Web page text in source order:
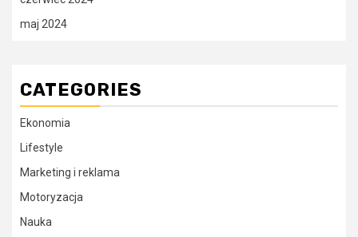
maj 2024
CATEGORIES
Ekonomia
Lifestyle
Marketing i reklama
Motoryzacja
Nauka